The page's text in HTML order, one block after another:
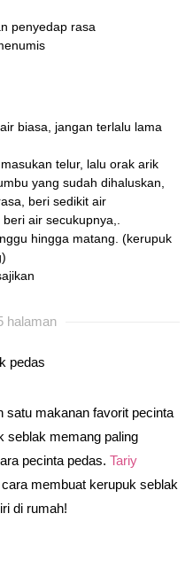
penyedap rasa
biasa, jangan terlalu lama
telur, lalu orak arik
yang sudah dihaluskan,
beri sedikit air
air secukupnya,.
hingga matang. (kerupuk
halaman
satu makanan favorit pecinta
seblak memang paling
pecinta pedas. Tariy
membuat kerupuk seblak
di rumah!